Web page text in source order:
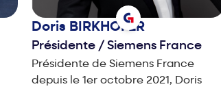
Doris BIRKHOFER
Présidente / Siemens France
Présidente de Siemens France
depuis le 1er octobre 2021, Doris